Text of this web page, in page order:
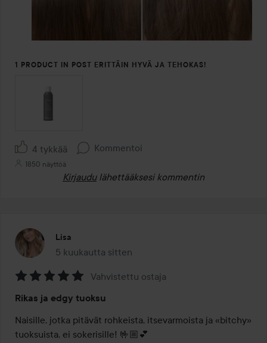
1 PRODUCT IN POST ERITTÄIN HYVÄ JA TEHOKAS!
4 tykkää Kommentoi
1850 näyttöä
Kirjaudu lähettääksesi kommentin
Lisa
5 kuukautta sitten
Viesti luotiin 5 kuukautta sitten
5
/
5
Vahvistettu ostaja
Rikas ja edgy tuoksu
Naisille, jotka pitävät rohkeista, itsevarmoista ja «bitchy»
tuoksuista, ei sokerisille! 🤟🏼💕